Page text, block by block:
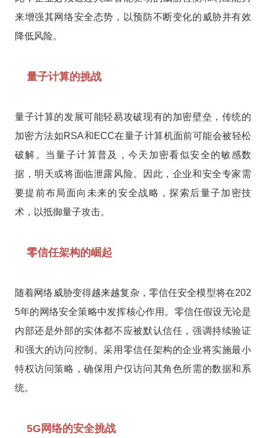
来增强其网络安全态势，以预防不断变化的威胁并有效
降低风险。
量子计算的挑战
量子计算的发展可能轻易攻破现有的加密壁垒，传统的
加密方法如RSA和ECC在量子计算机面前可能会被轻松
破解。当量子计算普及，今天加密看似安全的敏感数
据，明天或将面临泄露风险。因此，企业和安全专家需
要提前布局面向未来的安全战略，探索后量子加密技
术，以抵御量子攻击。
零信任架构的崛起
随着网络威胁变得越来越复杂，零信任安全模型将在202
5年的网络安全策略中发挥核心作用。零信任假设无论是
内部还是外部的实体都不应被默认信任，强调持续验证
和强大的访问控制。采用零信任架构的企业将实施最小
特权访问策略，确保用户仅访问其角色所需的数据和系
统。
5G网络的安全挑战